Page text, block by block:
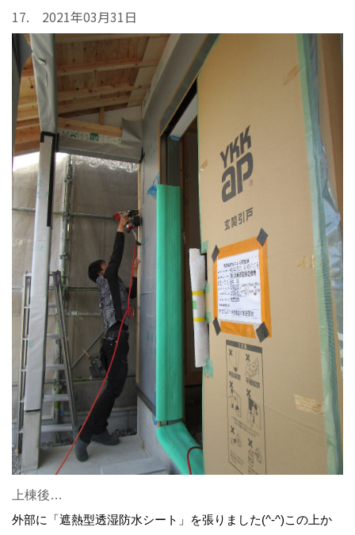
17. 2021年03月31日
上棟後…
外部に「遮熱型透湿防水シート」を張りました(^-^)この上か